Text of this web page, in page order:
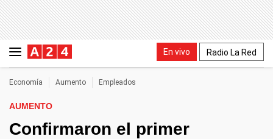
En vivo Radio La Red
Economía Aumento Empleados
AUMENTO
Confirmaron el primer